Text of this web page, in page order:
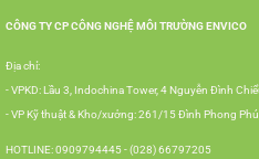
CÔNG TY CP CÔNG NGHỆ MÔI TRƯỜNG ENVICO
Địa chỉ:
- VPKD: Lầu 3, Indochina Tower, 4 Nguyễn Đình
- VP Kỹ thuật & Kho/xưởng: 261/15 Đình Phong
HOTLINE: 0909794445 - (028) 66797205